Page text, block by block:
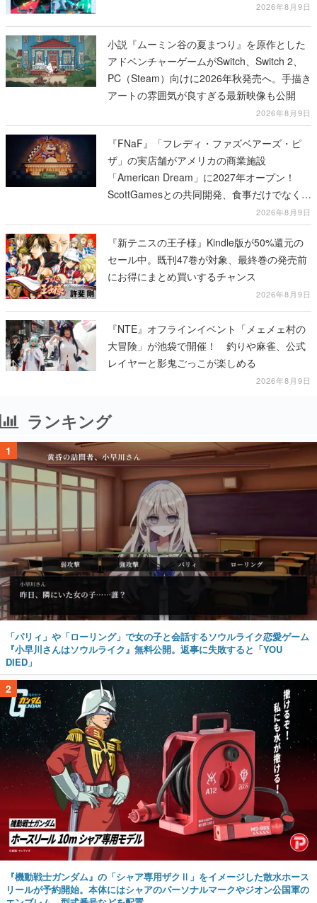
2026年8月9日
小説『ムーミン谷の夏まつり』を原作とした
アドベンチャーゲームがSwitch、Switch 2、
PC（Steam）向けに2026年秋発売へ。手描き
アートの雰囲気が良すぎる最新映像も公開
2026年8月9日
『FNaF』「フレディ・ファズベアーズ・ピ
ザ」の実店舗がアメリカの商業施設
「American Dream」に2027年オープン！
ScottGamesとの共同開発、食事だけでなくス
テージショーや没入型のホラー体験も楽しめ
る
2026年8月9日
『新テニスの王子様』Kindle版が50%還元の
セール中。既刊47巻が対象、最終巻の発売前
にお得にまとめ買いするチャンス
2026年8月9日
『NTE』オフラインイベント「メェメェ村の
大冒険」が池袋で開催！ 釣りや麻雀、公式
レイヤーと影鬼ごっこが楽しめる
2026年8月9日
ランキング
1
「パリィ」や「ローリング」で女の子と会話するソウルライク恋愛ゲーム
『小早川さんはソウルライク』無料公開。返事に失敗すると「YOU
DIED」
2
『機動戦士ガンダム』の「シャア専用ザクⅡ」をイメージした散水ホース
リールが予約開始。本体にはシャアのパーソナルマークやジオン公国軍の